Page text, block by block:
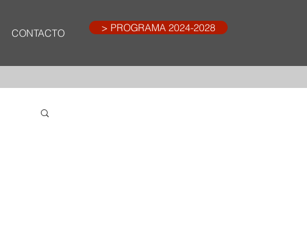
CONTACTO > PROGRAMA 2024-2028